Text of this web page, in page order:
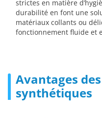
strictes en matière
durabilité en font une
matériaux collants ou
fonctionnement fluide et
Avantages
synthétiques